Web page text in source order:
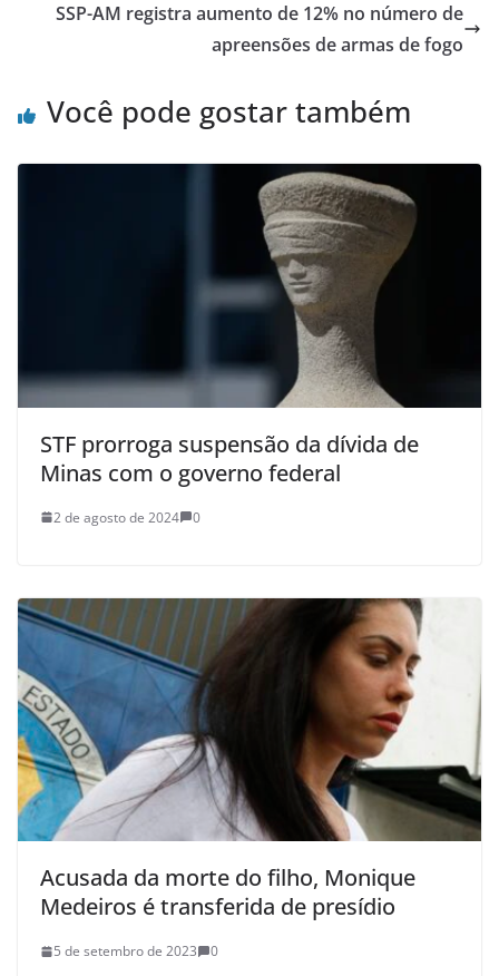
SSP-AM registra aumento de 12% no número de
apreensões de armas de fogo
Você pode gostar também
STF prorroga suspensão da dívida de
Minas com o governo federal
2 de agosto de 2024 0
Acusada da morte do filho, Monique
Medeiros é transferida de presídio
5 de setembro de 2023 0